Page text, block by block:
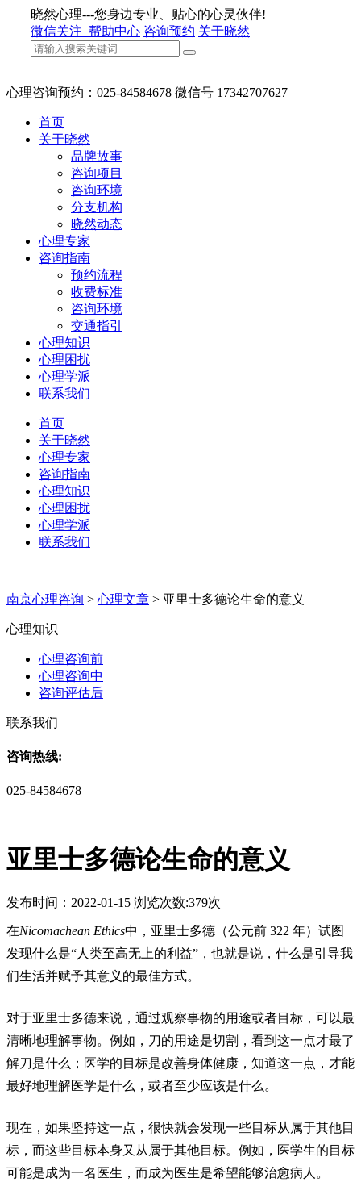
晓然心理---您身边专业、贴心的心灵伙伴!
微信关注 帮助中心 咨询预约 关于晓然
心理咨询预约：025-84584678 微信号 17342707627
首页
关于晓然
品牌故事
咨询项目
咨询环境
分支机构
晓然动态
心理专家
咨询指南
预约流程
收费标准
咨询环境
交通指引
心理知识
心理困扰
心理学派
联系我们
首页
关于晓然
心理专家
咨询指南
心理知识
心理困扰
心理学派
联系我们
南京心理咨询 > 心理文章 > 亚里士多德论生命的意义
心理知识
心理咨询前
心理咨询中
咨询评估后
联系我们
咨询热线:
025-84584678
亚里士多德论生命的意义
发布时间：2022-01-15 浏览次数:379次
电
子
邮
件
在Nicomachean Ethics中，亚里士多德（公元前 322 年）试图
发现什么是“人类至高无上的利益”，也就是说，什么是引导我
们生活并赋予其意义的最佳方式。
对于亚里士多德来说，通过观察事物的用途或者目标，可以最
清晰地理解事物。例如，刀的用途是切割，看到这一点才最了
解刀是什么；医学的目标是改善身体健康，知道这一点，才能
最好地理解医学是什么，或者至少应该是什么。
现在，如果坚持这一点，很快就会发现一些目标从属于其他目
标，而这些目标本身又从属于其他目标。例如，医学生的目标
可能是成为一名医生，而成为医生是希望能够治愈病人。